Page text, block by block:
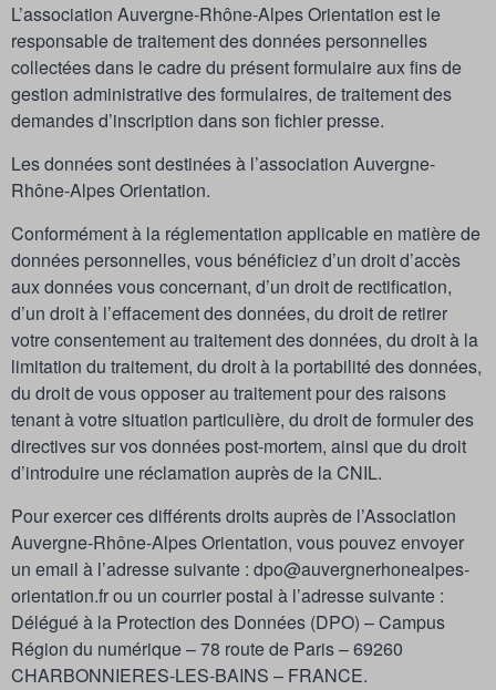
L’association Auvergne-Rhône-Alpes Orientation est le
responsable de traitement des données personnelles
collectées dans le cadre du présent formulaire aux fins de
gestion administrative des formulaires, de traitement des
demandes d’inscription dans son fichier presse.
Les données sont destinées à l’association Auvergne-
Rhône-Alpes Orientation.
Conformément à la réglementation applicable en matière de
données personnelles, vous bénéficiez d’un droit d’accès
aux données vous concernant, d’un droit de rectification,
d’un droit à l’effacement des données, du droit de retirer
votre consentement au traitement des données, du droit à la
limitation du traitement, du droit à la portabilité des données,
du droit de vous opposer au traitement pour des raisons
tenant à votre situation particulière, du droit de formuler des
directives sur vos données post-mortem, ainsi que du droit
d’introduire une réclamation auprès de la CNIL.
Pour exercer ces différents droits auprès de l’Association
Auvergne-Rhône-Alpes Orientation, vous pouvez envoyer
un email à l’adresse suivante : dpo@auvergnerhonealpes-
orientation.fr ou un courrier postal à l’adresse suivante :
Délégué à la Protection des Données (DPO) – Campus
Région du numérique – 78 route de Paris – 69260
CHARBONNIERES-LES-BAINS – FRANCE.